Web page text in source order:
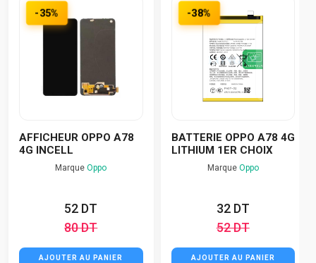
-35%
AFFICHEUR OPPO A78
4G INCELL
MarqueOppo
52 DT
80 DT
AJOUTER AU PANIER
-38%
BATTERIE OPPO A78 4G
LITHIUM 1ER CHOIX
Marque Oppo
32 DT
52 DT
AJOUTER AU PANIER